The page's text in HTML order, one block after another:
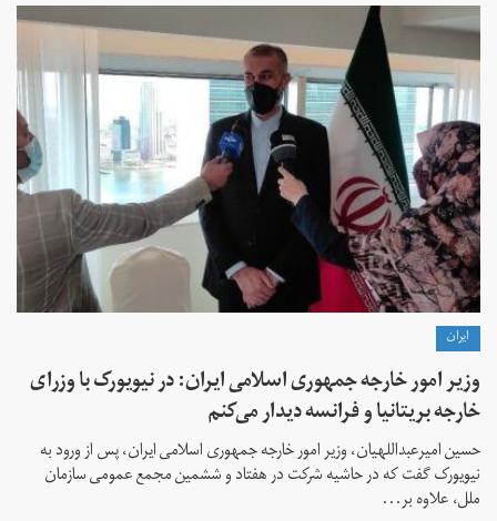
ايران
وزیر امور خارجه جمهوری اسلامی ایران: در نیویورک با وزرای
خارجه بریتانیا و فرانسه دیدار می‌کنم
حسین امیرعبداللهیان، وزیر امور خارجه جمهوری اسلامی ایران، پس از ورود به
نیویورک گفت که در حاشیه شرکت در هفتاد و ششمین مجمع عمومی سازمان
ملل، علاوه بر...